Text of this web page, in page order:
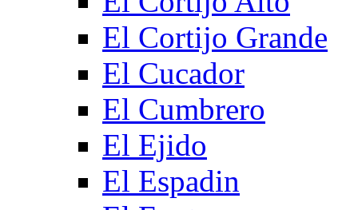
El Cortijo Grande
El Cucador
El Cumbrero
El Ejido
El Espadin